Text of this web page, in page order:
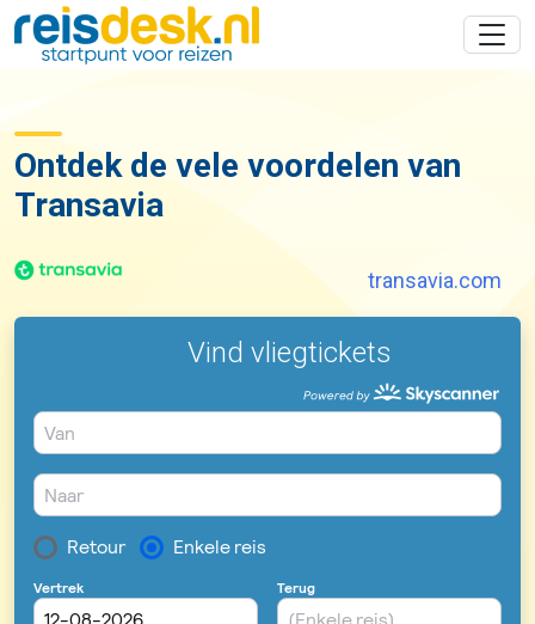
Ontdek de vele voordelen van
Transavia
transavia.com
Vind vliegtickets